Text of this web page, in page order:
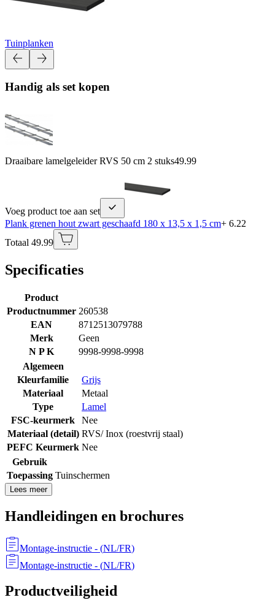
Tuinplanken
Handig als set kopen
Draaibare lamelgeleider RVS 50 cm 2 stuks49.99
Voeg product toe aan set
Plank grenen hout zwart geschaafd 180 x 13,5 x 1,5 cm+ 6.22
Totaal 49.99
Specificaties
Product
Productnummer 260538
EAN
8712513079788
Merk
Geen
N P K
9998-9998-9998
Algemeen
Kleurfamilie
Grijs
Materiaal
Metaal
Type
Lamel
FSC-keurmerk
Nee
Materiaal (detail) RVS/ Inox (roestvrij staal)
PEFC Keurmerk Nee
Gebruik
Toepassing Tuinschermen
Lees meer
Handleidingen en brochures
Montage-instructie - (NL/FR)
Montage-instructie - (NL/FR)
Productveiligheid